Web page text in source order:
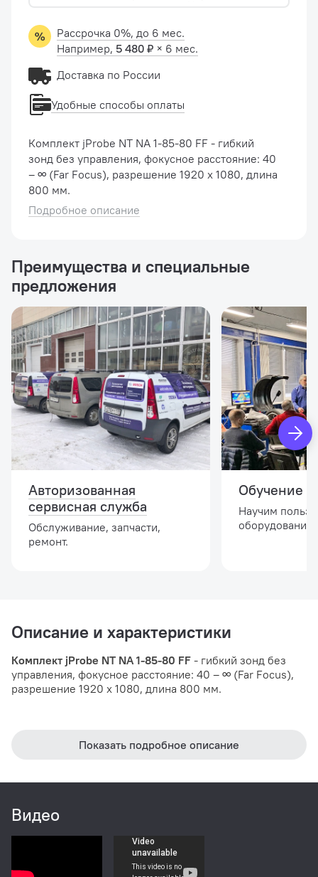
Комплект jProbe NT NA 1-85-80 FF - гибкий
зонд без управления, фокусное расстояние: 40
– ∞ (Far Focus), разрешение 1920 х 1080, длина
800 мм.
Подробное описание
Рассрочка 0%, до 6 мес.
Например, 5 480 ₽ × 6 мес.
Доставка по России
Удобные способы оплаты
Преимущества и специальные
предложения
Авторизованная
сервисная служба
Обслуживание, запчасти,
ремонт.
Обучение
Научим
Описание и характеристики
Комплект jProbe NT NA 1-85-80 FF - гибкий зонд без
управления, фокусное расстояние: 40 – ∞ (Far Focus),
разрешение 1920 х 1080, длина 800 мм.
Показать подробное описание
Видео